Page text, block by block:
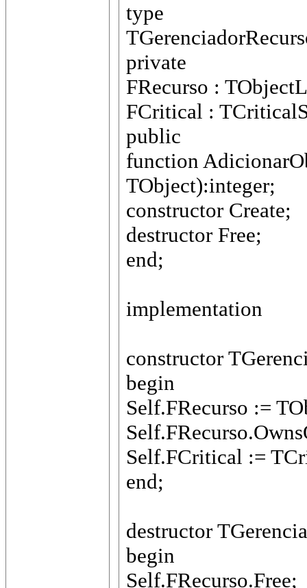
type
private
FRecurso :
FCritical :
public
function
TObject):integer;
constructor Create;
destructor Free;
end;
implementation
constructor
begin
Self.FRecurso :=
Self.FCritical :=
end;
destructor
begin
Self.FRecurso.Free;